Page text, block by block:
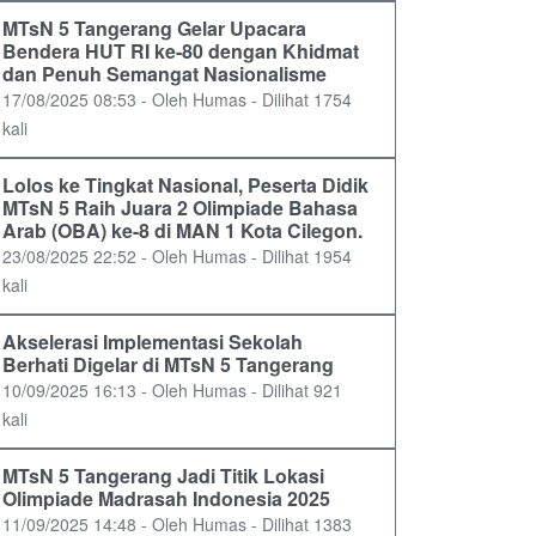
MTsN 5 Tangerang Gelar Upacara
Bendera HUT RI ke-80 dengan Khidmat
dan Penuh Semangat Nasionalisme
17/08/2025 08:53 - Oleh Humas - Dilihat 1754
kali
Lolos ke Tingkat Nasional, Peserta Didik
MTsN 5 Raih Juara 2 Olimpiade Bahasa
Arab (OBA) ke-8 di MAN 1 Kota Cilegon.
23/08/2025 22:52 - Oleh Humas - Dilihat 1954
kali
Akselerasi Implementasi Sekolah
Berhati Digelar di MTsN 5 Tangerang
10/09/2025 16:13 - Oleh Humas - Dilihat 921
kali
MTsN 5 Tangerang Jadi Titik Lokasi
Olimpiade Madrasah Indonesia 2025
11/09/2025 14:48 - Oleh Humas - Dilihat 1383